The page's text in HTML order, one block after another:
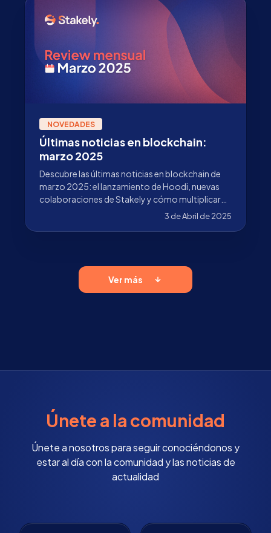
NOVEDADES
Últimas noticias en blockchain:
marzo 2025
Descubre las últimas noticias en blockchain de
marzo 2025: el lanzamiento de Hoodi, nuevas
colaboraciones de Stakely y cómo multiplicar
3 de Abril de 2025
Ver más
Únete a la comunidad
Únete a nosotros para seguir conociéndonos y
estar al día con la comunidad y las noticias de
actualidad